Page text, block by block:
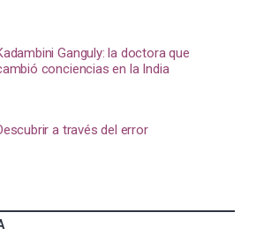
Ganguly: la doctora que
conciencias en la India
a través del error